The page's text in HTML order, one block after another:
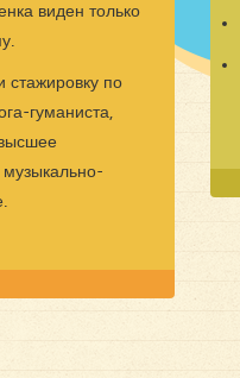
виден только
стажировку по
гуманиста,
музыкально-